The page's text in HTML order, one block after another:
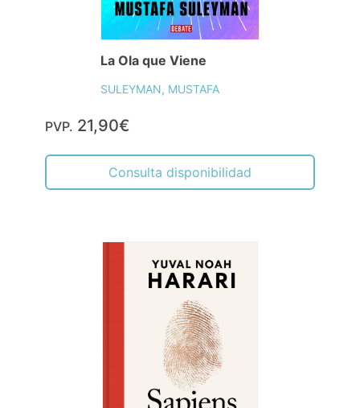
La Ola que Viene
SULEYMAN, MUSTAFA
PVP. 21,90€
Consulta disponibilidad